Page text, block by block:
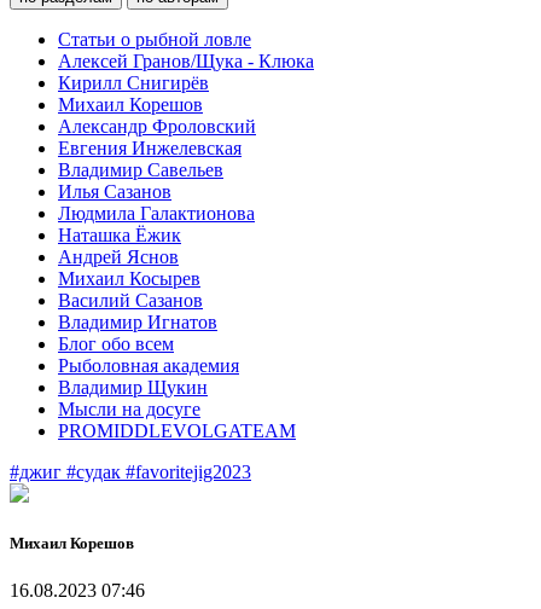
Статьи о рыбной ловле
Алексей Гранов/Щука - Клюка
Кирилл Снигирёв
Михаил Корешов
Александр Фроловский
Евгения Инжелевская
Владимир Савельев
Илья Сазанов
Людмила Галактионова
Наташка Ёжик
Андрей Яснов
Михаил Косырев
Василий Сазанов
Владимир Игнатов
Блог обо всем
Рыболовная академия
Владимир Щукин
Мысли на досуге
PROMIDDLEVOLGATEAM
#джиг #судак #favoritejig2023
Михаил Корешов
16.08.2023 07:46